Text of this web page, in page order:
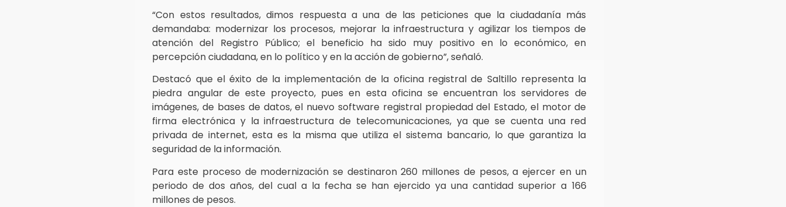
“Con estos resultados, dimos respuesta a una de las peticiones que la ciudadanía más
demandaba: modernizar los procesos, mejorar la infraestructura y agilizar los tiempos de
atención del Registro Público; el beneficio ha sido muy positivo en lo económico, en
percepción ciudadana, en lo político y en la acción de gobierno”, señaló.
Destacó que el éxito de la implementación de la oficina registral de Saltillo representa la
piedra angular de este proyecto, pues en esta oficina se encuentran los servidores de
imágenes, de bases de datos, el nuevo software registral propiedad del Estado, el motor de
firma electrónica y la infraestructura de telecomunicaciones, ya que se cuenta una red
privada de internet, esta es la misma que utiliza el sistema bancario, lo que garantiza la
seguridad de la información.
Para este proceso de modernización se destinaron 260 millones de pesos, a ejercer en un
periodo de dos años, del cual a la fecha se han ejercido ya una cantidad superior a 166
millones de pesos.